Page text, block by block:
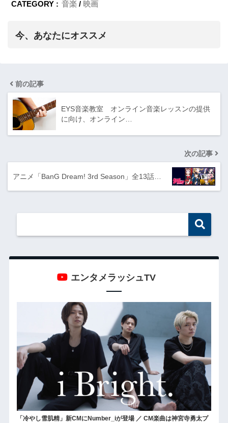
CATEGORY : 音楽 映画
今、あなたにオススメ
前の記事
EYS音楽教室 オンライン音楽レッスンの提供
に向け、オンライン…
次の記事
アニメ「BanG Dream! 3rd Season」全13話…
エンタメラッシュTV
「冷やし雪肌精」新CMにNumber_iが登場 ／ CM楽曲は神宮寺勇太プ